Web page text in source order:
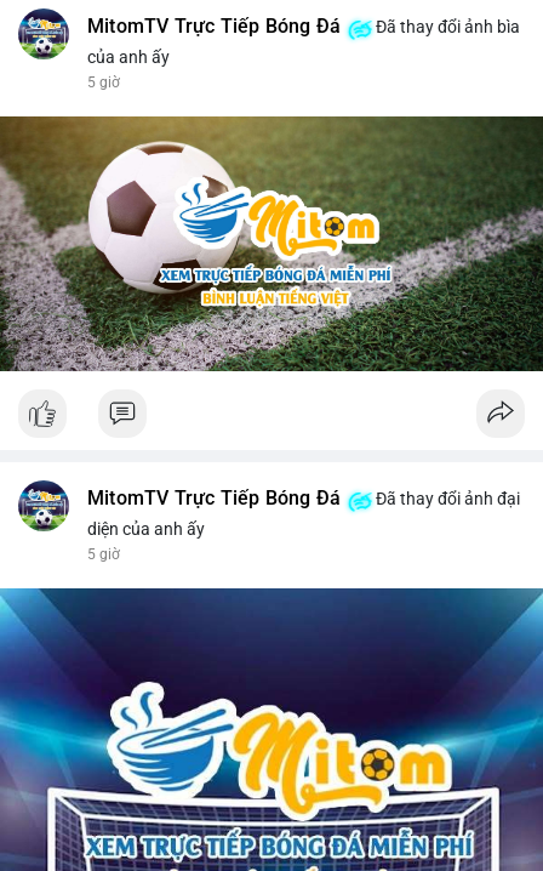
MitomTV Trực Tiếp Bóng Đá
Đã thay đổi ảnh bìa
của anh ấy
5 giờ
MitomTV Trực Tiếp Bóng Đá
Đã thay đổi ảnh đại
diện của anh ấy
5 giờ